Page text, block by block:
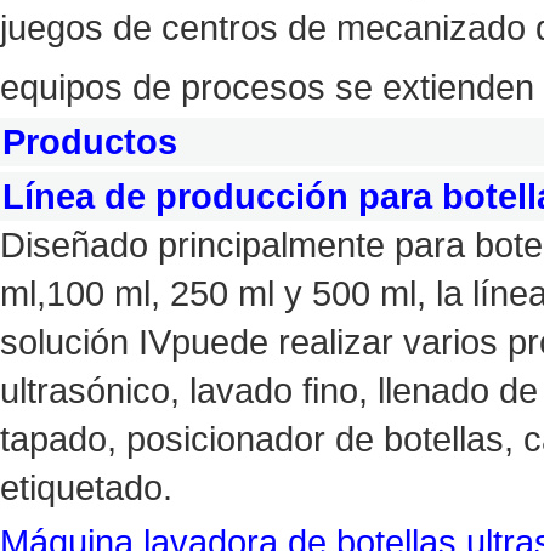
juegos de centros de
equipos de procesos se
Productos
Línea de producción para
Diseñado principalmente para
ml,100 ml, 250 ml y 500 ml, la
solución IVpuede realizar varios
ultrasónico, lavado fino, llenado
tapado, posicionador de botellas,
etiquetado.
Máquina lavadora de botellas